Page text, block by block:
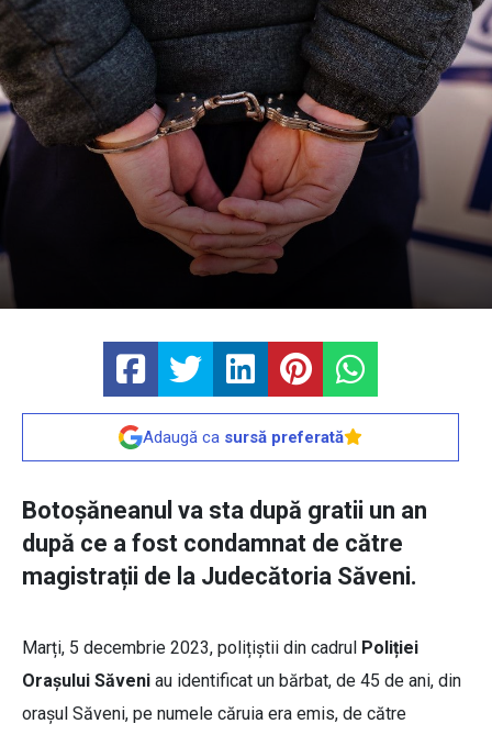
Adaugă ca sursă preferată
Botoșăneanul va sta după gratii un an
după ce a fost condamnat de către
magistrații de la Judecătoria Săveni.
Marți, 5 decembrie 2023, polițiștii din cadrul Poliției
Orașului Săveni au identificat un bărbat, de 45 de ani, din
orașul Săveni, pe numele căruia era emis, de către